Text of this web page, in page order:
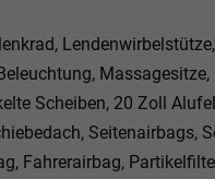
Massagesitze,
Scheiben, 20 Zoll
Seitenairbags,
Fahrerairbag,